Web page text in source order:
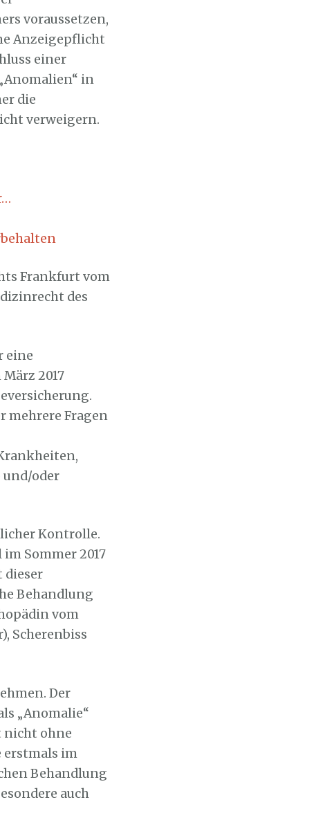
voraussetzen,
Anzeigepflicht
einer
in
die
verweigern.
Frankfurt vom
des
eine
2017
mehrere Fragen
oder
Kontrolle.
Sommer 2017
dieser
Behandlung
vom
Scherenbiss
Der
„Anomalie“
nicht ohne
erstmals im
Behandlung
auch